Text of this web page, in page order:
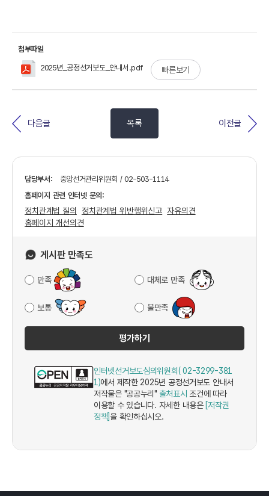
첨부파일
2025년_공정선거보도_안내서.pdf 빠른보기
다음글 이전글
목록
담당부서:
중앙선거관리위원회 / 02-503-1114
홈페이지 관련 인터넷 문의:
정치관계법 질의 정치관계법 위반행위신고 자유의견
홈페이지 개선의견
게시판 만족도
만족 대체로 만족
보통 불만족
평가하기
인터넷선거보도심의위원회( 02-3299-381
1)에서 제작한 2025년 공정선거보도 안내서
저작물은 "공공누리" 출처표시 조건에 따라
이용할 수 있습니다. 자세한 내용은 [저작권
정책] 을 확인하십시오.